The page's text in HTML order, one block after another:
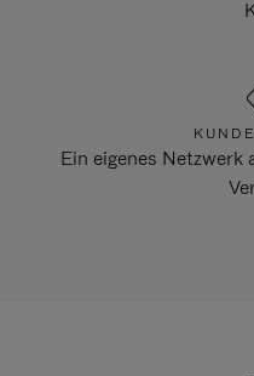
Ein eigenes Netzwerk